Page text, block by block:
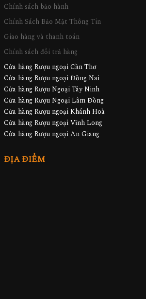
Chính sách bảo hành
Chính Sách Bảo Mật Thông Tin
Giao hàng và thanh toán
Chính sách đổi trả hàng
Cửa hàng Rượu ngoại Cần Thơ
Cửa hàng Rượu ngoại Đồng Nai
Cửa hàng Rượu Ngoại Tây Ninh
Cửa hàng Rượu Ngoại Lâm Đồng
Cửa hàng Rượu ngoại Khánh Hoà
Cửa hàng Rượu ngoại Vĩnh Long
Cửa hàng Rượu ngoại An Giang
ĐỊA ĐIỂM